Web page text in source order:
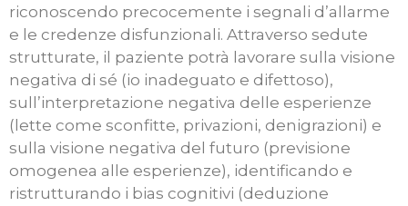
riconoscendo precocemente i segnali d’allarme
e le credenze disfunzionali. Attraverso sedute
strutturate, il paziente potrà lavorare sulla visione
negativa di sé (io inadeguato e difettoso),
sull’interpretazione negativa delle esperienze
(lette come sconfitte, privazioni, denigrazioni) e
sulla visione negativa del futuro (previsione
omogenea alle esperienze), identificando e
ristrutturando i bias cognitivi (deduzione